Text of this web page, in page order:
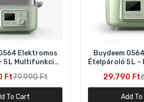
450 ml + 20 db CO₂ patron – Piros
Elektromos
5 L Multifunkciós
Ft79.990 Ft
To Cart
Buydeem
Ételpároló 5 L –
29.790 Ft
Add